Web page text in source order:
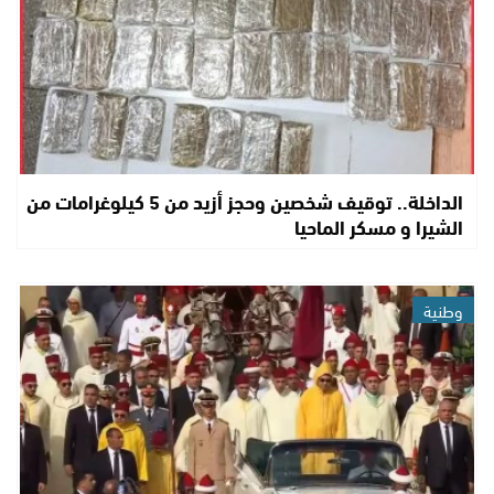
الداخلة.. توقيف شخصين وحجز أزيد من 5 كيلوغرامات من
الشيرا و مسكر الماحيا
وطنية